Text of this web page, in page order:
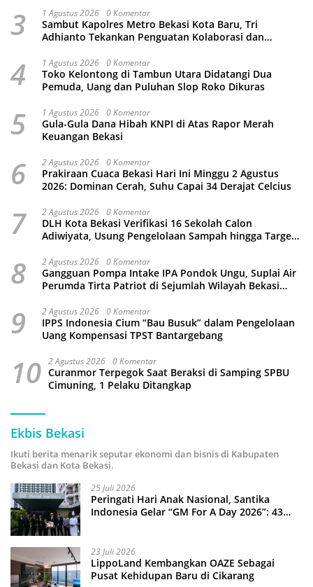
3 1 Agustus 2026 0 Komentar
Sambut Kapolres Metro Bekasi Kota Baru, Tri
Adhianto Tekankan Penguatan Kolaborasi dan
4 1 Agustus 2026 0 Komentar
Toko Kelontong di Tambun Utara Didatangi Dua
Pemuda, Uang dan Puluhan Slop Roko Dikuras
5 1 Agustus 2026 0 Komentar
Gula-Gula Dana Hibah KNPI di Atas Rapor Merah
Keuangan Bekasi
6 2 Agustus 2026 0 Komentar
Prakiraan Cuaca Bekasi Hari Ini Minggu 2 Agustus
2026: Dominan Cerah, Suhu Capai 34 Derajat Celcius
7 2 Agustus 2026 0 Komentar
DLH Kota Bekasi Verifikasi 16 Sekolah Calon
Adiwiyata, Usung Pengelolaan Sampah hingga Target
8 2 Agustus 2026 0 Komentar
Gangguan Pompa Intake IPA Pondok Ungu, Suplai Air
Perumda Tirta Patriot di Sejumlah Wilayah Bekasi
9 2 Agustus 2026 0 Komentar
IPPS Indonesia Cium “Bau Busuk” dalam Pengelolaan
Uang Kompensasi TPST Bantargebang
10 2 Agustus 2026 0 Komentar
Curanmor Terpegok Saat Beraksi di Samping SPBU
Cimuning, 1 Pelaku Ditangkap
Ekbis Bekasi
Ikuti berita menarik seputar ekonomi dan bisnis di Kabupaten
Bekasi dan Kota Bekasi.
25 Juli 2026
Peringati Hari Anak Nasional, Santika
Indonesia Gelar “GM For A Day 2026”: 43
23 Juli 2026
LippoLand Kembangkan OAZE Sebagai
Pusat Kehidupan Baru di Cikarang